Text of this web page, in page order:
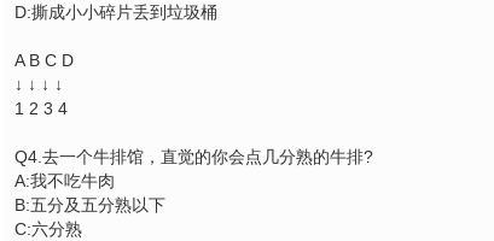
D:撕成小小碎片丢到垃圾桶
A B C D
↓ ↓ ↓ ↓
1 2 3 4
Q4.去一个牛排馆，直觉的你会点几分熟的牛排?
A:我不吃牛肉
B:五分及五分熟以下
C:六分熟